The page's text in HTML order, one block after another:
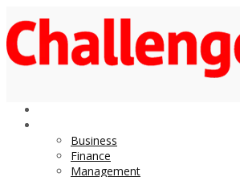
Business
Finance
Management